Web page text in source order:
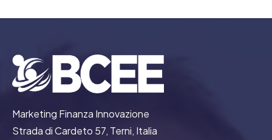
Marketing Finanza Innovazione
Strada di Cardeto 57, Terni, Italia